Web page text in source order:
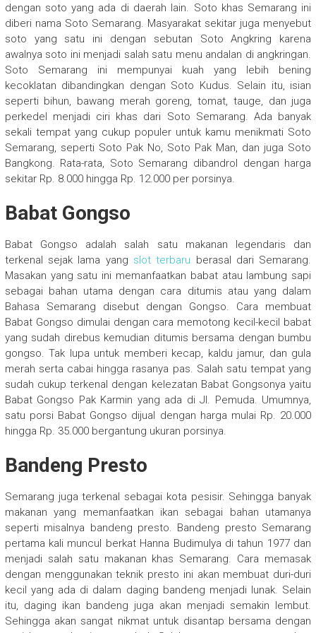
dengan soto yang ada di daerah lain. Soto khas Semarang ini
diberi nama Soto Semarang. Masyarakat sekitar juga menyebut
soto yang satu ini dengan sebutan Soto Angkring karena
awalnya soto ini menjadi salah satu menu andalan di angkringan.
Soto Semarang ini mempunyai kuah yang lebih bening
kecoklatan dibandingkan dengan Soto Kudus. Selain itu, isian
seperti bihun, bawang merah goreng, tomat, tauge, dan juga
perkedel menjadi ciri khas dari Soto Semarang. Ada banyak
sekali tempat yang cukup populer untuk kamu menikmati Soto
Semarang, seperti Soto Pak No, Soto Pak Man, dan juga Soto
Bangkong. Rata-rata, Soto Semarang dibandrol dengan harga
sekitar Rp. 8.000 hingga Rp. 12.000 per porsinya.
Babat Gongso
Babat Gongso adalah salah satu makanan legendaris dan
terkenal sejak lama yang slot terbaru berasal dari Semarang.
Masakan yang satu ini memanfaatkan babat atau lambung sapi
sebagai bahan utama dengan cara ditumis atau yang dalam
Bahasa Semarang disebut dengan Gongso. Cara membuat
Babat Gongso dimulai dengan cara memotong kecil-kecil babat
yang sudah direbus kemudian ditumis bersama dengan bumbu
gongso. Tak lupa untuk memberi kecap, kaldu jamur, dan gula
merah serta cabai hingga rasanya pas. Salah satu tempat yang
sudah cukup terkenal dengan kelezatan Babat Gongsonya yaitu
Babat Gongso Pak Karmin yang ada di Jl. Pemuda. Umumnya,
satu porsi Babat Gongso dijual dengan harga mulai Rp. 20.000
hingga Rp. 35.000 bergantung ukuran porsinya.
Bandeng Presto
Semarang juga terkenal sebagai kota pesisir. Sehingga banyak
makanan yang memanfaatkan ikan sebagai bahan utamanya
seperti misalnya bandeng presto. Bandeng presto Semarang
pertama kali muncul berkat Hanna Budimulya di tahun 1977 dan
menjadi salah satu makanan khas Semarang. Cara memasak
dengan menggunakan teknik presto ini akan membuat duri-duri
kecil yang ada di dalam daging bandeng menjadi lunak. Selain
itu, daging ikan bandeng juga akan menjadi semakin lembut.
Sehingga akan sangat nikmat untuk disantap bersama dengan